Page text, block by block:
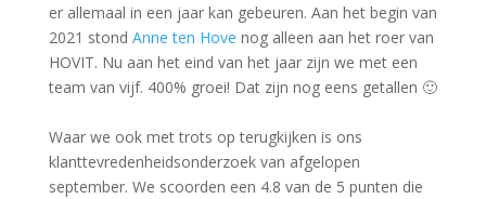
er allemaal in een jaar kan gebeuren. Aan het begin van
2021 stond Anne ten Hove nog alleen aan het roer van
HOVIT. Nu aan het eind van het jaar zijn we met een
team van vijf. 400% groei! Dat zijn nog eens getallen 🙂
Waar we ook met trots op terugkijken is ons
klanttevredenheidsonderzoek van afgelopen
september. We scoorden een 4.8 van de 5 punten die